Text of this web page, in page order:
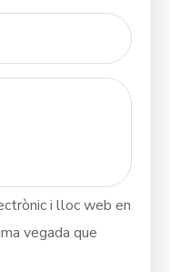
i lloc web en
vegada que